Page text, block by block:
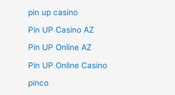
pin up casino
Pin UP Casino AZ
Pin UP Online AZ
Pin UP Online Casino
pinco